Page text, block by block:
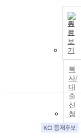
Inventory
Spielberg State
(STAI-State),
(STAI-Trait),
Body
Questionnaire
(BSQ),
Agoraphobic
원
문
보
기
복
사/
대
출
신
청